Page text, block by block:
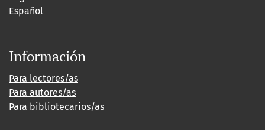
Español
Información
Para lectores/as
Para autores/as
Para bibliotecarios/as